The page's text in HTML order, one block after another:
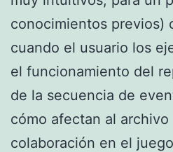
conocimientos previos)
cuando el usuario los
el funcionamiento del
de la secuencia de
cómo afectan al
colaboración en el